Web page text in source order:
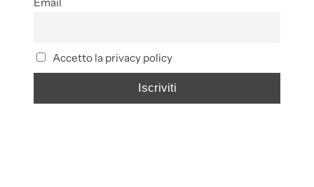
Accetto la privacy policy